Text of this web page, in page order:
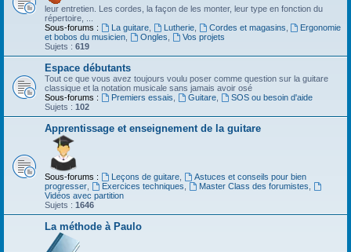
leur entretien. Les cordes, la façon de les monter, leur type en fonction du
répertoire, ...
Sous-forums :
La guitare, Lutherie, Cordes et magasins
Ergonomie
et bobos du musicien
Ongles
Vos projets
Sujets : 619
Espace débutants
Tout ce que vous avez toujours voulu poser comme question sur la guitare
classique et la notation musicale sans jamais avoir osé
Sous-forums :
Premiers essais Guitare,
SOS ou besoin d'aide
Sujets : 102
Apprentissage et enseignement de la guitare
Sous-forums : Leçons de guitare,
Astuces et conseils pour bien
progresser
Exercices techniques Master Class des forumistes
Vidéos avec partition
Sujets : 1646
La méthode à Paulo